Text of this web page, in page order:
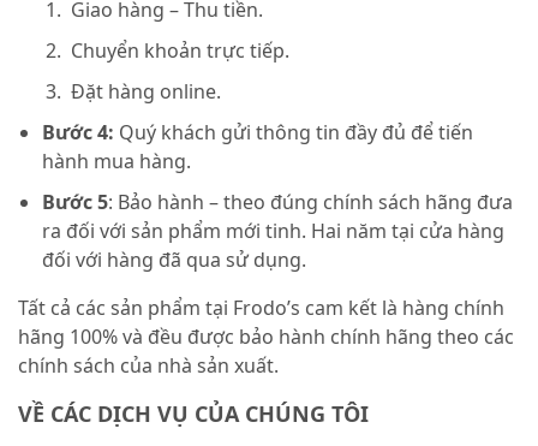
Giao hàng – Thu tiền.
Chuyển khoản trực tiếp.
Đặt hàng online.
Bước 4: Quý khách gửi thông tin đầy đủ để tiến
hành mua hàng.
Bước 5: Bảo hành – theo đúng chính sách hãng đưa
ra đối với sản phẩm mới tinh. Hai năm tại cửa hàng
đối với hàng đã qua sử dụng.
Tất cả các sản phẩm tại Frodo’s cam kết là hàng chính
hãng 100% và đều được bảo hành chính hãng theo các
chính sách của nhà sản xuất.
VỀ CÁC DỊCH VỤ CỦA CHÚNG TÔI